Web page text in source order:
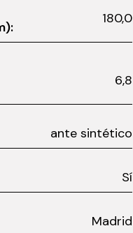
180,0
6,8
ante sintético
Sí
Madrid